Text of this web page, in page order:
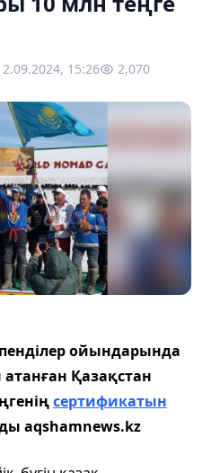
15:26 2,070
ойындарында
Қазақстан
сертификатын
aqshamnews.kz